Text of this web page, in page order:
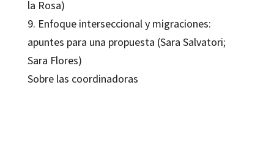
la Rosa)
9. Enfoque interseccional y migraciones:
apuntes para una propuesta (Sara Salvatori;
Sara Flores)
Sobre las coordinadoras